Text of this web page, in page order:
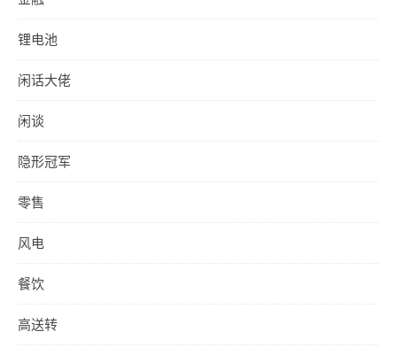
锂电池
闲话大佬
闲谈
隐形冠军
零售
风电
餐饮
高送转